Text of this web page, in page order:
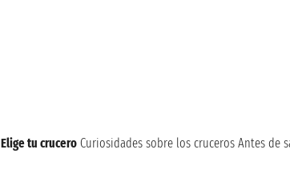
Elige tu crucero Curiosidades sobre los cruceros Antes de